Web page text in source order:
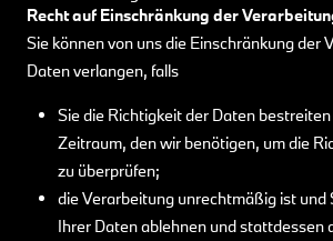
Recht auf Einschränkung der
Sie können von uns die Einschränkung der
Daten verlangen, falls
Sie die Richtigkeit der Daten
Zeitraum, den wir benötigen, um die
zu überprüfen;
die Verarbeitung unrechtmäßig ist und
Ihrer Daten ablehnen und stattdessen